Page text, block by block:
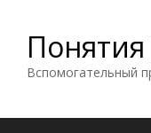
Вспомогательный